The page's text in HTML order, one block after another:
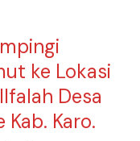
ke Lokasi
Desa
Kab. Karo.